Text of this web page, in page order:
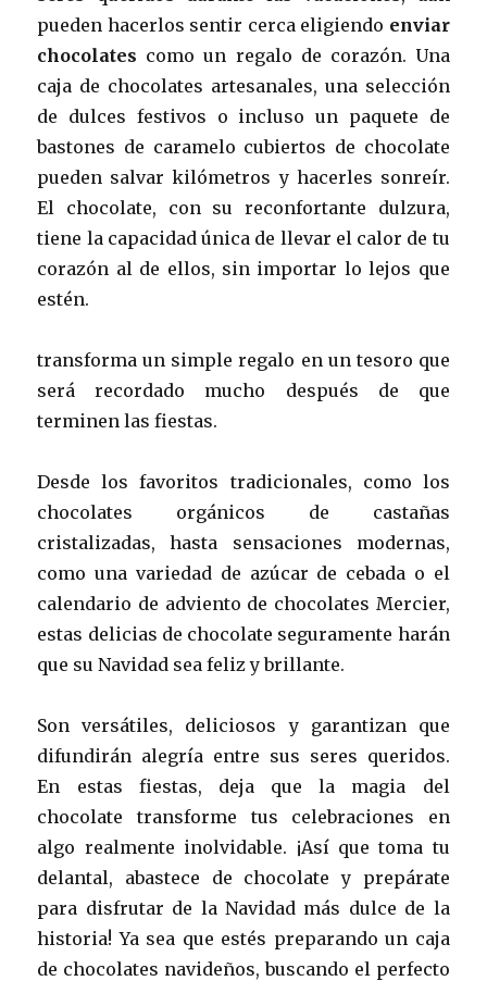
pueden hacerlos sentir cerca eligiendo enviar
chocolates como un regalo de corazón. Una
caja de chocolates artesanales, una selección
de dulces festivos o incluso un paquete de
bastones de caramelo cubiertos de chocolate
pueden salvar kilómetros y hacerles sonreír.
El chocolate, con su reconfortante dulzura,
tiene la capacidad única de llevar el calor de tu
corazón al de ellos, sin importar lo lejos que
estén.
transforma un simple regalo en un tesoro que
será recordado mucho después de que
terminen las fiestas.
Desde los favoritos tradicionales, como los
chocolates orgánicos de castañas
cristalizadas, hasta sensaciones modernas,
como una variedad de azúcar de cebada o el
calendario de adviento de chocolates Mercier,
estas delicias de chocolate seguramente harán
que su Navidad sea feliz y brillante.
Son versátiles, deliciosos y garantizan que
difundirán alegría entre sus seres queridos.
En estas fiestas, deja que la magia del
chocolate transforme tus celebraciones en
algo realmente inolvidable. ¡Así que toma tu
delantal, abastece de chocolate y prepárate
para disfrutar de la Navidad más dulce de la
historia! Ya sea que estés preparando un caja
de chocolates navideños, buscando el perfecto